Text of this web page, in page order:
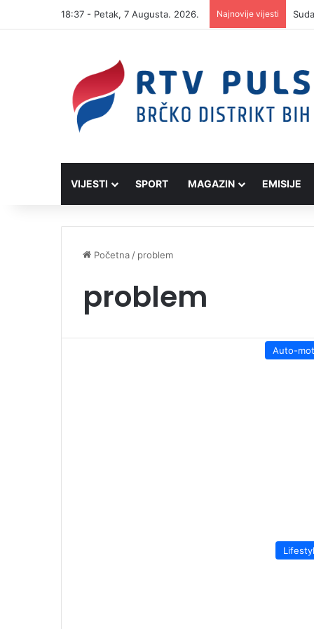
18:37 - Petak, 7 Augusta. 2026. Najnovije vijesti
VIJESTI SPORT MAGAZIN EMISIJE
Početna / problem
problem
Auto-